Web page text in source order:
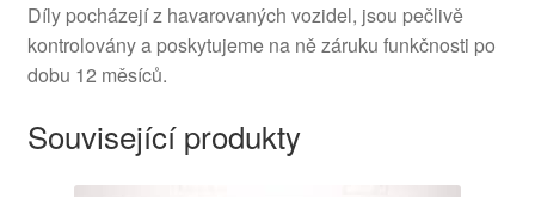
Díly pocházejí z havarovaných vozidel, jsou pečlivě
kontrolovány a poskytujeme na ně záruku funkčnosti po
dobu 12 měsíců.
Související produkty